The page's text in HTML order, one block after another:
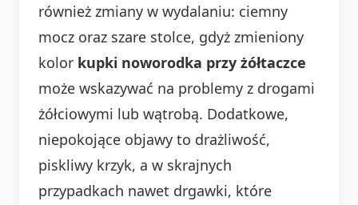
również zmiany w wydalaniu: ciemny
mocz oraz szare stolce, gdyż zmieniony
kolor kupki noworodka przy żółtaczce
może wskazywać na problemy z drogami
żółciowymi lub wątrobą. Dodatkowe,
niepokojące objawy to drażliwość,
piskliwy krzyk, a w skrajnych
przypadkach nawet drgawki, które